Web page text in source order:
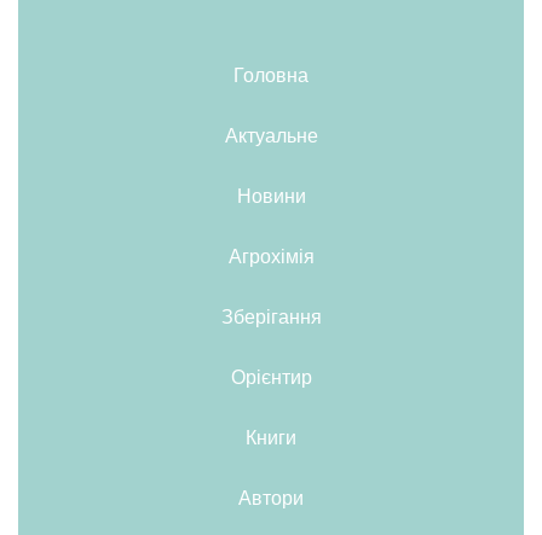
Головна
Актуальне
Новини
Агрохімія
Зберігання
Орієнтир
Книги
Автори